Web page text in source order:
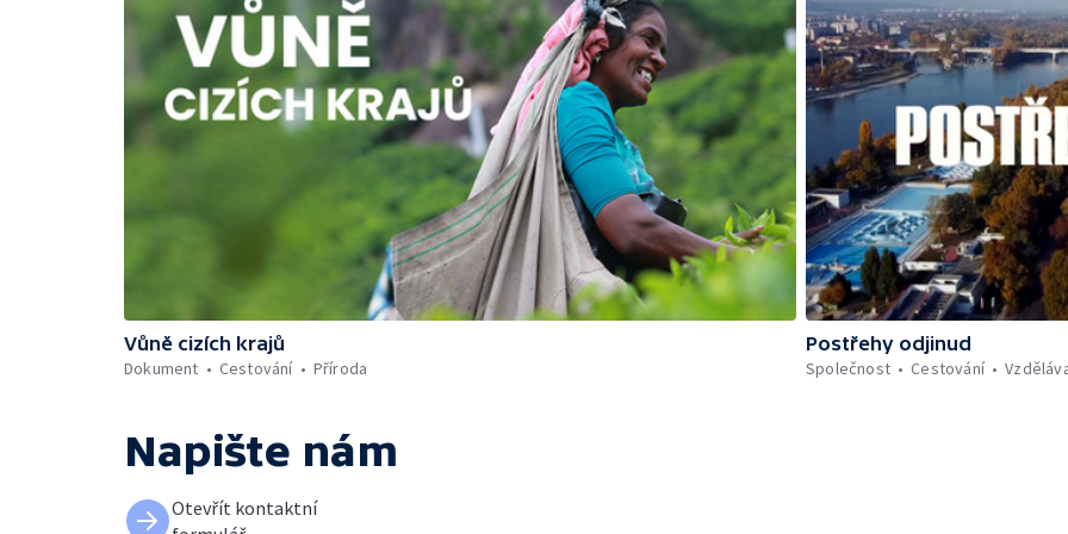
Vůně cizích krajů
Dokument
Cestování Příroda
Postřehy odjinud
Společnost
Cestování
Napište nám
Otevřít kontaktní